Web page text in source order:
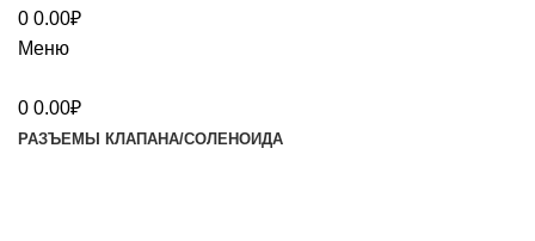
0 0.00₽
Меню
0 0.00₽
РАЗЪЕМЫ КЛАПАНА/СОЛЕНОИДА